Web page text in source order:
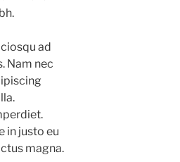
ad
Nam nec
in justo eu
magna.